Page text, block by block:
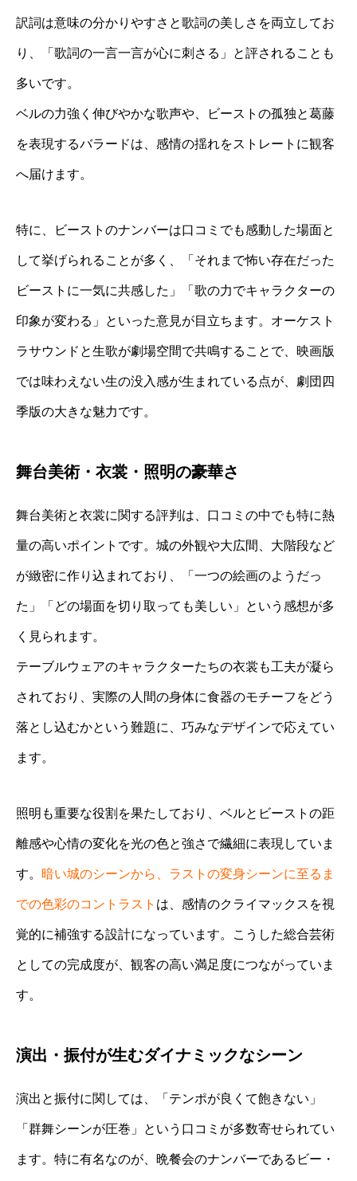
訳詞は意味の分かりやすさと歌詞の美しさを両立してお
り、「歌詞の一言一言が心に刺さる」と評されることも
多いです。
ベルの力強く伸びやかな歌声や、ビーストの孤独と葛藤
を表現するバラードは、感情の揺れをストレートに観客
へ届けます。
特に、ビーストのナンバーは口コミでも感動した場面と
して挙げられることが多く、「それまで怖い存在だった
ビーストに一気に共感した」「歌の力でキャラクターの
印象が変わる」といった意見が目立ちます。オーケスト
ラサウンドと生歌が劇場空間で共鳴することで、映画版
では味わえない生の没入感が生まれている点が、劇団四
季版の大きな魅力です。
舞台美術・衣裳・照明の豪華さ
舞台美術と衣裳に関する評判は、口コミの中でも特に熱
量の高いポイントです。城の外観や大広間、大階段など
が緻密に作り込まれており、「一つの絵画のようだっ
た」「どの場面を切り取っても美しい」という感想が多
く見られます。
テーブルウェアのキャラクターたちの衣裳も工夫が凝ら
されており、実際の人間の身体に食器のモチーフをどう
落とし込むかという難題に、巧みなデザインで応えてい
ます。
照明も重要な役割を果たしており、ベルとビーストの距
離感や心情の変化を光の色と強さで繊細に表現していま
す。 暗い城のシーンから、ラストの変身シーンに至るま
での色彩のコントラスト は、感情のクライマックスを視
覚的に補強する設計になっています。こうした総合芸術
としての完成度が、観客の高い満足度につながっていま
す。
演出・振付が生むダイナミックなシーン
演出と振付に関しては、「テンポが良くて飽きない」
「群舞シーンが圧巻」という口コミが多数寄せられてい
ます。特に有名なのが、晩餐会のナンバーであるビー・